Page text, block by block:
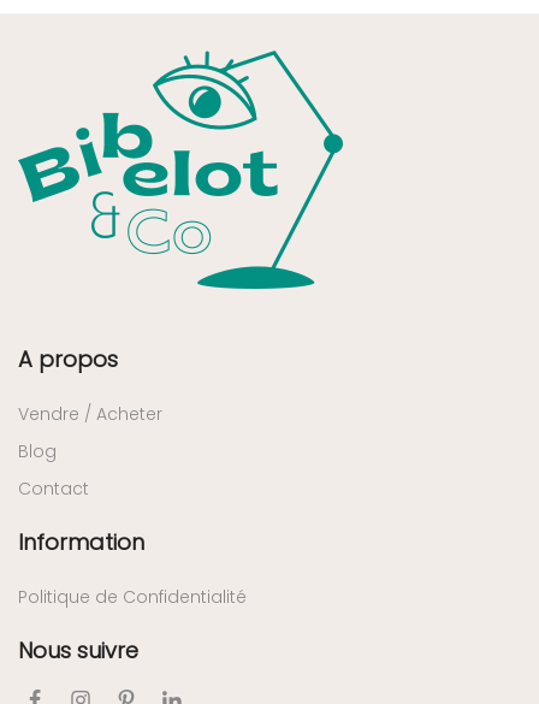
A propos
Vendre / Acheter
Blog
Contact
Information
Politique de Confidentialité
Nous suivre